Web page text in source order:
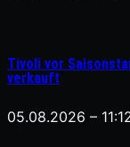
Tivoli vor
verkauft
05.08.2026 –